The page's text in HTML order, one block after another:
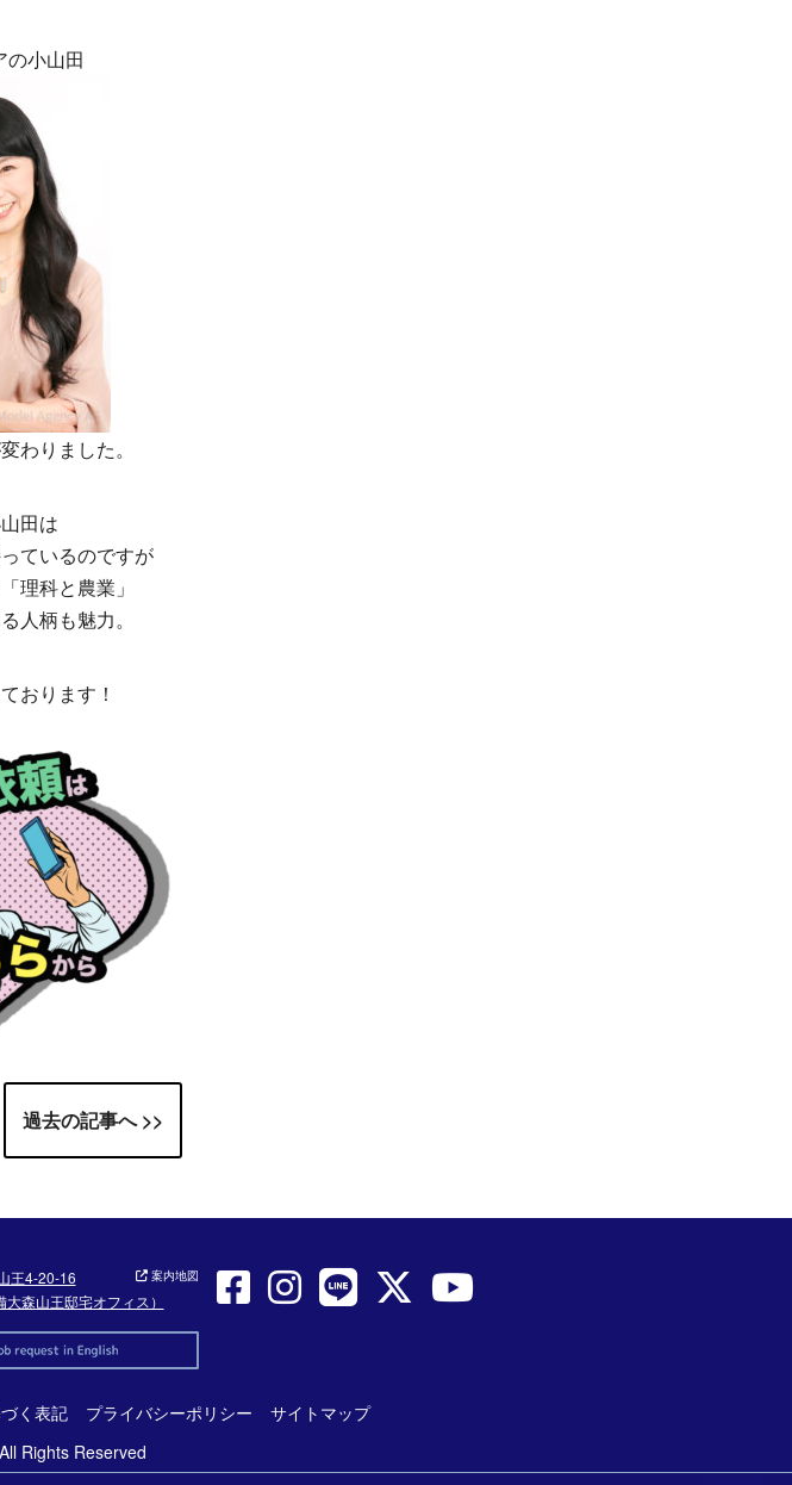
の小山田
わりました。
田は
ているのですが
理科と農業」
人柄も魅力。
おります！
過去の記事へ >>
王4-20-16
大森山王邸宅オフィス）
案内地図
く表記 プライバシーポリシー
サイトマップ
Rights Reserved